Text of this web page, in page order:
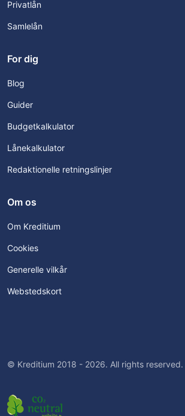
Privatlån
Samlelån
For dig
Blog
Guider
Budgetkalkulator
Lånekalkulator
Redaktionelle retningslinjer
Om os
Om Kreditium
Cookies
Generelle vilkår
Webstedskort
© Kreditium 2018 - 2026. All rights reserved.